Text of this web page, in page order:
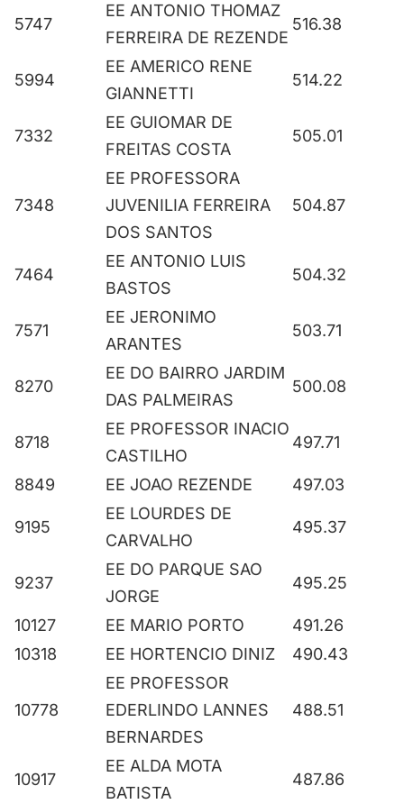
5747
EE ANTONIO THOMAZ
FERREIRA DE REZENDE
516.38
5994
EE AMERICO RENE
GIANNETTI
514.22
7332
EE GUIOMAR DE
FREITAS COSTA
505.01
7348
EE PROFESSORA
JUVENILIA FERREIRA
DOS SANTOS
504.87
7464
EE ANTONIO LUIS
BASTOS
504.32
7571
EE JERONIMO
ARANTES
503.71
8270
EE DO BAIRRO JARDIM
DAS PALMEIRAS
500.08
8718
EE PROFESSOR INACIO
CASTILHO
497.71
8849 EE JOAO REZENDE 497.03
9195
EE LOURDES DE
CARVALHO
495.37
9237
EE DO PARQUE SAO
JORGE
495.25
10127 EE MARIO PORTO
491.26
10318
EE HORTENCIO DINIZ 490.43
10778
EE PROFESSOR
EDERLINDO LANNES
BERNARDES
488.51
10917
EE ALDA MOTA
BATISTA
487.86